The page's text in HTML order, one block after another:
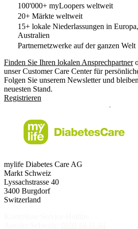
100'000+ myLoopers weltweit
20+ Märkte weltweit
15+ lokale Niederlassungen in
Australien
Partnernetzwerke auf der ganzen Welt
Finden Sie Ihren lokalen Ansprechpartner
unser Customer Care Center für
Folgen Sie unserem Newsletter und
neuesten Stand.
Registrieren
mylife Diabetes Care AG
Markt Schweiz
Lyssachstrasse 40
3400 Burgdorf
Switzerland